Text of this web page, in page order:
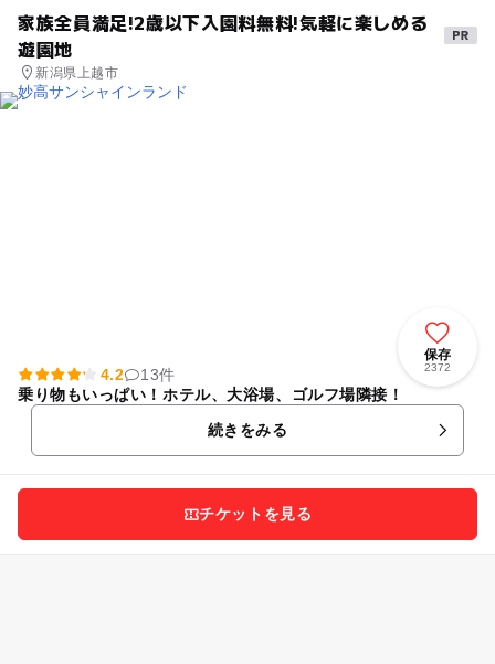
家族全員満足!2歳以下入園料無料!気軽に楽しめる
遊園地
新潟県上越市
保存
2372
4.2
13件
乗り物もいっぱい！ホテル、大浴場、ゴルフ場隣接！
続きをみる
チケットを見る